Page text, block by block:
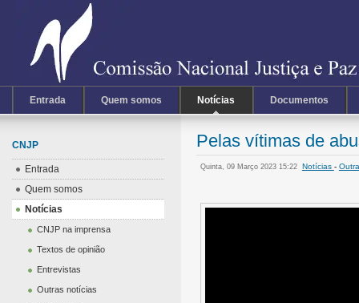
Entrada Quem somos Notícias Documentos
Pelas vítimas de
Quinta, 09 Março 2023 15:22 Notícias -
CNJP
Entrada
Quem somos
Notícias
CNJP na imprensa
Textos de opinião
Entrevistas
Outras notícias